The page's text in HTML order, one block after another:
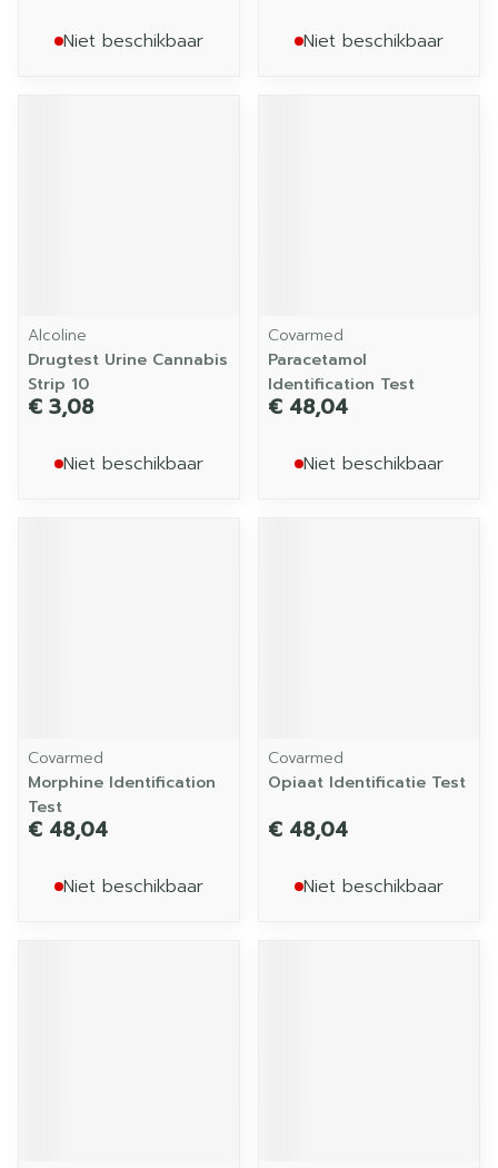
Niet beschikbaar Niet beschikbaar
Alcoline
Drugtest Urine Cannabis
Strip 10
€ 3,08
Niet beschikbaar
Covarmed
Paracetamol
Identification Test
€ 48,04
Niet beschikbaar
Covarmed
Morphine Identification
Test
€ 48,04
Niet beschikbaar
Covarmed
Opiaat Identificatie Test
€ 48,04
Niet beschikbaar